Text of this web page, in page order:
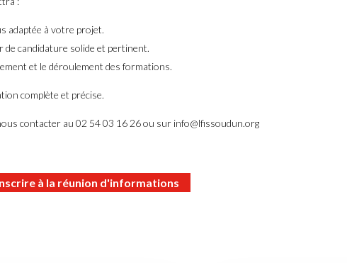
adaptée à votre projet.
candidature solide et pertinent.
et le déroulement des formations.
complète et précise.
contacter au 02 54 03 16 26 ou sur info@lfissoudun.org
à la réunion d'informations